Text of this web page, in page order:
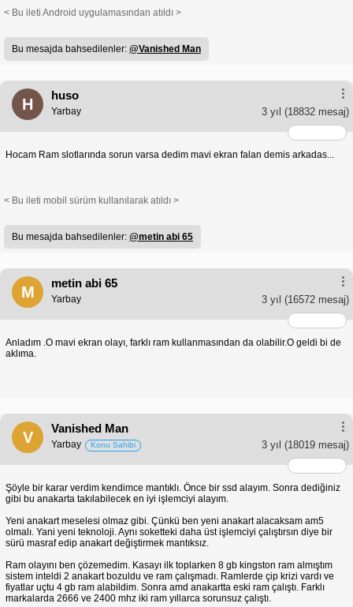
< Bu ileti Android uygulamasından atıldı >
Bu mesajda bahsedilenler: @Vanished Man
H
huso
3 yıl (18832 mesaj)
Yarbay
Hocam Ram slotlarında sorun varsa dedim mavi ekran falan demis arkadas...
< Bu ileti mobil sürüm kullanılarak atıldı >
Bu mesajda bahsedilenler: @metin abi 65
M
metin abi 65
3 yıl (16572 mesaj)
Yarbay
Anladım .O mavi ekran olayı, farklı ram kullanmasından da olabilir.O geldi bi de
aklıma.
V
Vanished Man
3 yıl (18019 mesaj)
Yarbay Konu Sahibi
Şöyle bir karar verdim kendimce mantıklı. Önce bir ssd alayım. Sonra dediğiniz
gibi bu anakarta takılabilecek en iyi işlemciyi alayım.
Yeni anakart meselesi olmaz gibi. Çünkü ben yeni anakart alacaksam am5
olmalı. Yani yeni teknoloji. Aynı soketteki daha üst işlemciyi çalıştırsın diye bir
sürü masraf edip anakart değiştirmek mantıksız.
Ram olayını ben çözemedim. Kasayı ilk toplarken 8 gb kingston ram almıştım
sistem inteldi 2 anakart bozuldu ve ram çalışmadı. Ramlerde çip krizi vardı ve
fiyatlar uçtu 4 gb ram alabildim. Sonra amd anakartta eski ram çalıştı. Farklı
markalarda 2666 ve 2400 mhz iki ram yıllarca sorunsuz çalıştı.